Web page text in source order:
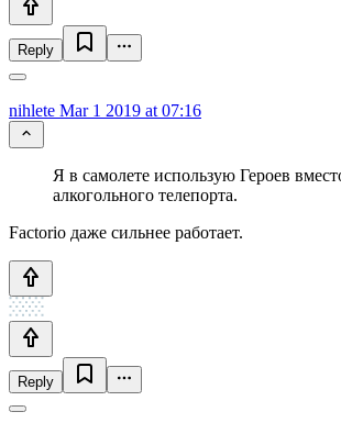
Reply
nihlete Mar 1 2019 at 07:16
Я в самолете использую Героев
алкогольного телепорта.
Factorio даже сильнее работает.
Reply